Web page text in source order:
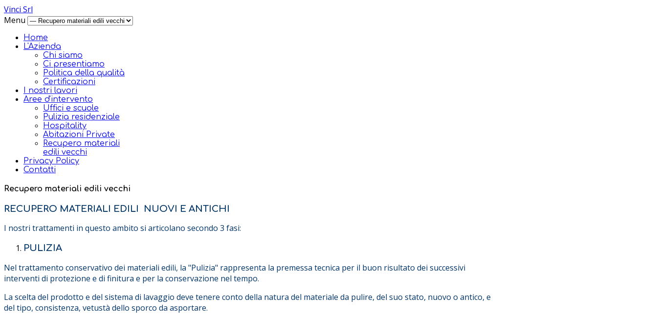
Vinci Srl
Menu
Home
L'Azienda
Chi siamo
Ci presentiamo
Politica della qualità
Certificazioni
I nostri lavori
Aree d'intervento
Uffici e scuole
Pulizia residenziale
Hospitality
Abitazioni Private
Recupero materiali
edili vecchi
Privacy Policy
Contatti
Recupero materiali edili vecchi
RECUPERO MATERIALI EDILI NUOVI E ANTICHI
I nostri trattamenti in questo ambito si articolano secondo 3 fasi:
PULIZIA
Nel trattamento conservativo dei materiali edili, la "Pulizia" rappresenta la premessa tecnica per il buon risultato dei successivi
interventi di protezione e di finitura e per la conservazione nel tempo.
La scelta del prodotto e del sistema di lavaggio deve tenere conto della natura del materiale da pulire, del suo stato, nuovo o antico, e
del tipo, consistenza, vetustà dello sporco da asportare.